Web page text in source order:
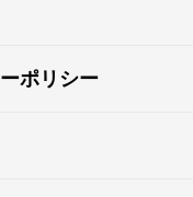
ポリシー